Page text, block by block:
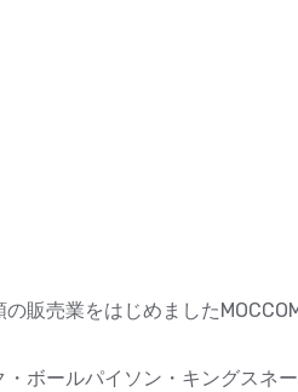
販売業をはじめました
ボールパイソン・キングスネ